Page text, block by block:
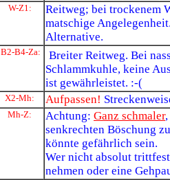
W-Z1:
Reitweg; bei trockenem
matschige
Alternative.
B2-B4-Za:
Breiter Reitweg. Bei
Schlammkuhle, keine
ist gewährleistet. :-(
X2-Mh: Aufpassen!
Mh-Z: Achtung: Ganz schmaler
senkrechten Böschung
könnte gefährlich sein.
Wer nicht absolut
nehmen oder eine